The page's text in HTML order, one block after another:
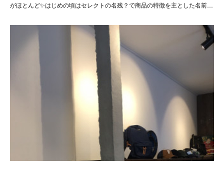
がほとんど✨はじめの頃はセレクトの名残？で商品の特徴を主とした名前…